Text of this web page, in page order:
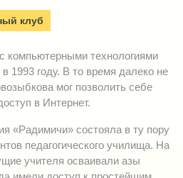
клуб
компьютерными технологиями
1993 году. В то время далеко не
мог позволить себе
в Интернет.
«Радимичи» состояла в ту пору
педагогического училища. На
учителя осваивали азы